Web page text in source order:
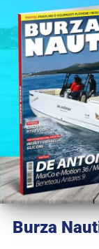
Burza